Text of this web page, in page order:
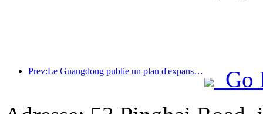
Prev:Le Guangdong publie un plan d'expansion des capacités du secteur des services pour faire de la région de la Grande Baie une destination touristique de classe mondiale.
Go